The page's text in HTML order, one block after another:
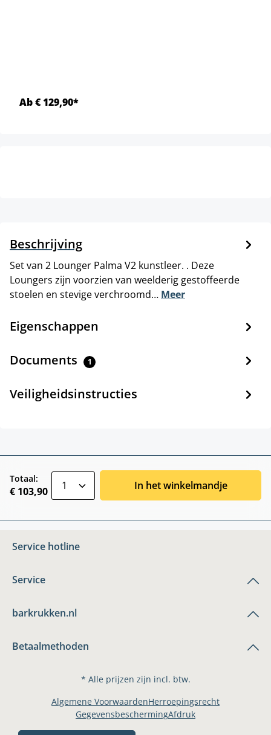
Ab € 129,90*
Beschrijving
Set van 2 Lounger Palma V2 kunstleer. . Deze
Loungers zijn voorzien van weelderig gestoffeerde
stoelen en stevige verchroomd… Meer
Eigenschappen
Documents 1
Veiligheidsinstructies
Totaal:
€ 103,90 In het winkelmandje
Service hotline
Service
barkrukken.nl
Betaalmethoden
* Alle prijzen zijn incl. btw.
Algemene VoorwaardenHerroepingsrecht
GegevensbeschermingAfdruk